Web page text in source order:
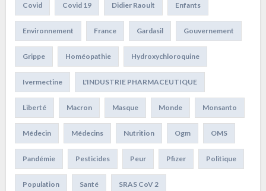
Covid Covid 19 Didier Raoult Enfants
Environnement France Gardasil Gouvernement
Grippe Homéopathie Hydroxychloroquine
Ivermectine L'INDUSTRIE PHARMACEUTIQUE
Liberté Macron Masque Monde Monsanto
Médecin Médecins Nutrition Ogm OMS
Pandémie Pesticides Peur Pfizer Politique
Population Santé SRAS CoV 2